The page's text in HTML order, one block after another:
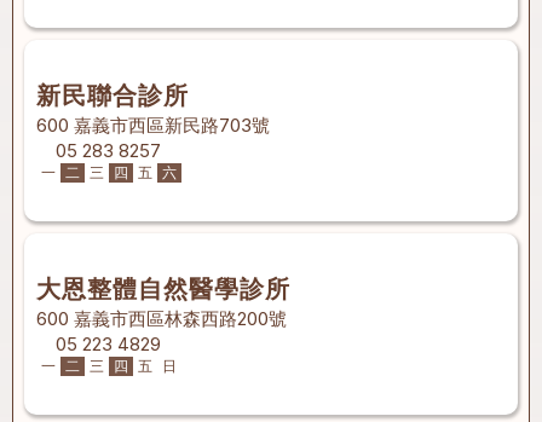
新民聯合診所
600 嘉義市西區新民路703號
05 283 8257
一 二 三 四 五 六
大恩整體自然醫學診所
600 嘉義市西區林森西路200號
05 223 4829
一 二 三 四 五 日